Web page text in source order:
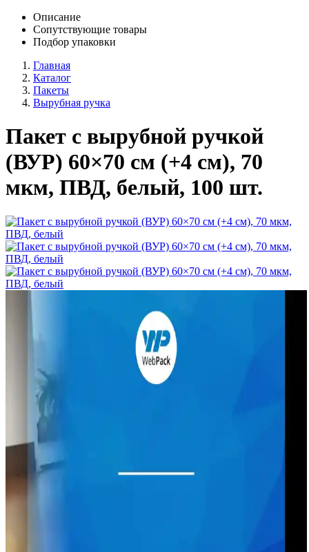
Описание
Сопутствующие товары
Подбор упаковки
Главная
Каталог
Пакеты
Вырубная ручка
Пакет с вырубной ручкой
(ВУР) 60×70 см (+4 см), 70
мкм, ПВД, белый, 100 шт.